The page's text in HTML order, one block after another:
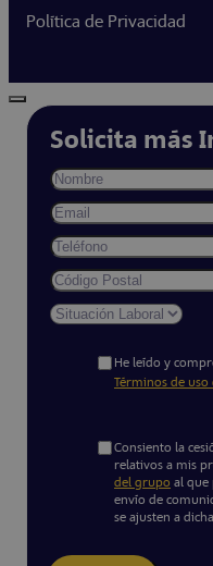
Política de Privacidad
Solicita más
He leído y
Términos de uso
Consiento la
relativos a mis
del grupo al que
envío de
se ajusten a